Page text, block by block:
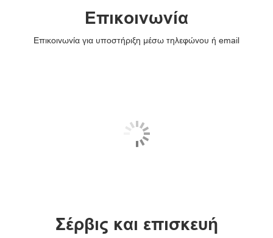
Επικοινωνία
Επικοινωνία για υποστήριξη μέσω τηλεφώνου ή email
Σέρβις και επισκευή